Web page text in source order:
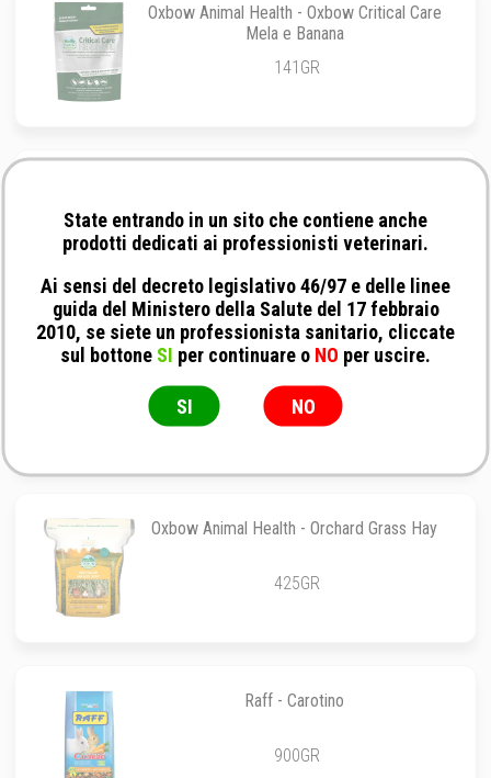
Oxbow Animal Health - Oxbow Critical Care
Mela e Banana
141GR
750GR
Raggio di Sole Mangimi - Throls Bunny Fit
900GR
Oxbow Animal Health - Orchard Grass Hay
425GR
Raff - Carotino
900GR
State entrando in un sito che contiene anche
prodotti dedicati ai professionisti veterinari.
Ai sensi del decreto legislativo 46/97 e delle linee
guida del Ministero della Salute del 17 febbraio
2010, se siete un professionista sanitario, cliccate
sul bottone SI per continuare o NO per uscire.
SI NO